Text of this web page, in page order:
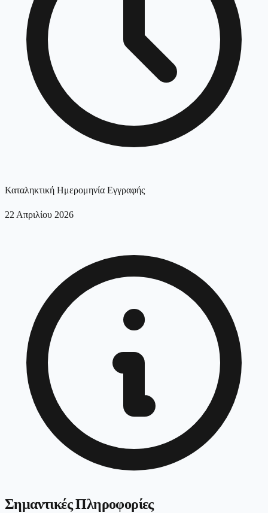
Καταληκτική Ημερομηνία Εγγραφής
22 Απριλίου 2026
Σημαντικές Πληροφορίες